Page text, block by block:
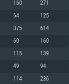
77XX / NVIDIA
지 않습니다)
혹은 이와 비슷한 성
를 지원하는 NVIDIA
그래픽 드라이버를 지
160 271
64 125
375 614
60 160
115 139
49 94
114 236